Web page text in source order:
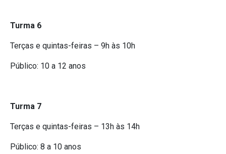
Turma 6
Terças e quintas-feiras – 9h às 10h
Público: 10 a 12 anos
Turma 7
Terças e quintas-feiras – 13h às 14h
Público: 8 a 10 anos